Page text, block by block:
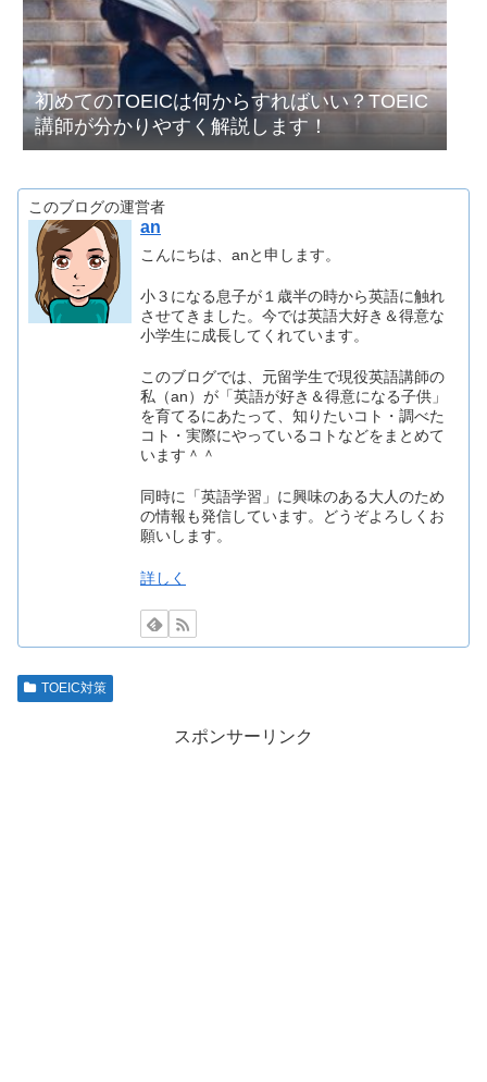
初めてのTOEICは何からすればいい？TOEIC
講師が分かりやすく解説します！
このブログの運営者
an
こんにちは、anと申します。
小３になる息子が１歳半の時から英語に触れ
させてきました。今では英語大好き＆得意な
小学生に成長してくれています。
このブログでは、元留学生で現役英語講師の
私（an）が「英語が好き＆得意になる子供」
を育てるにあたって、知りたいコト・調べた
コト・実際にやっているコトなどをまとめて
います＾＾
同時に「英語学習」に興味のある大人のため
の情報も発信しています。どうぞよろしくお
願いします。
詳しく
TOEIC対策
スポンサーリンク